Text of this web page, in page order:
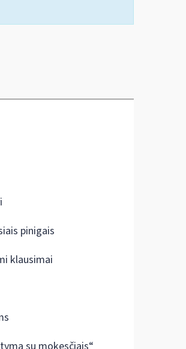
pinigais
klausimai